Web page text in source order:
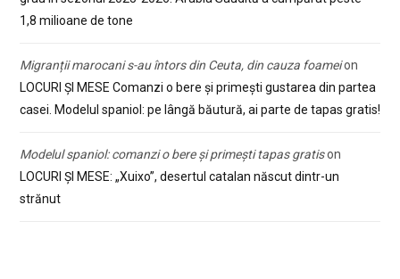
1,8 milioane de tone
Migranții marocani s-au întors din Ceuta, din cauza foameion
LOCURI ȘI MESE Comanzi o bere și primești gustarea din partea
casei. Modelul spaniol: pe lângă băutură, ai parte de tapas gratis!
Modelul spaniol: comanzi o bere și primești tapas gratison
LOCURI ȘI MESE: „Xuixo”, desertul catalan născut dintr-un
strănut